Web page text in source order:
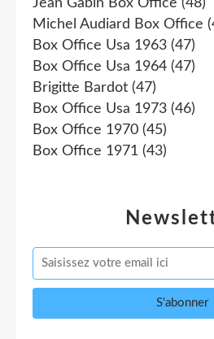
Jean Gabin Box Office (48)
Michel Audiard Box Office
Box Office Usa 1963 (47)
Box Office Usa 1964 (47)
Brigitte Bardot (47)
Box Office Usa 1973 (46)
Box Office 1970 (45)
Box Office 1971 (43)